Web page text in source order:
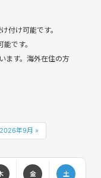
付け可能です。
です。
ます。海外在住の方
2026年9月 »
金 土